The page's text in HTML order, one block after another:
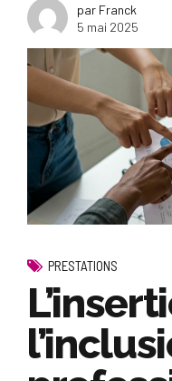
par Franck
5 mai 2025
PRESTATIONS